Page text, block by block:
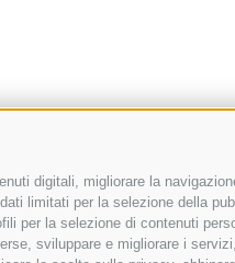
digitali, migliorare la
limitati per la selezione della
per la selezione di contenuti
sviluppare e migliorare i